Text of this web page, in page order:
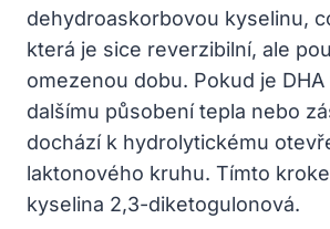
dehydroaskorbovou kyselinu,
která je sice reverzibilní, ale
omezenou dobu. Pokud je
dalšímu působení tepla nebo
dochází k hydrolytickému
laktonového kruhu. Tímto
kyselina 2,3-diketogulonová.